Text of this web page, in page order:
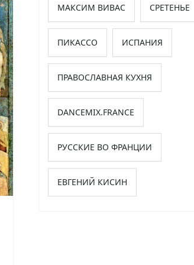
МАКСИМ ВИВАС СРЕТЕНЬЕ
ПИКАССО ИСПАНИЯ
ПРАВОСЛАВНАЯ КУХНЯ
DANCEMIX.FRANCE
РУССКИЕ ВО ФРАНЦИИ
ЕВГЕНИЙ КИСИН